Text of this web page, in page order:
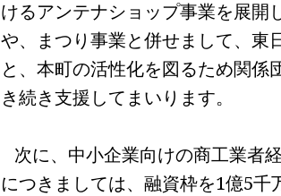
けるアンテナショップ事業を展開
や、まつり事業と併せまして、東
と、本町の活性化を図るため関係
き続き支援してまいります。
次に、中小企業向けの商工業者
につきましては、融資枠を1億5千